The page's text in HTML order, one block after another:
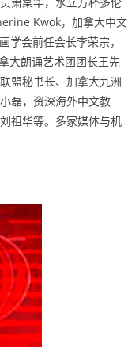
Kwok，加拿大中文
会前任会长李荣宗，
大朗诵艺术团团长王先
盟秘书长、加拿大九洲
磊，资深海外中文教
祖华等。多家媒体与机